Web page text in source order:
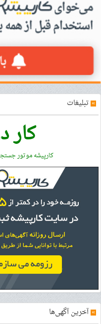
» تبلیغات
کار
کارپیشه موتور
»آخرین آگهی‌ها